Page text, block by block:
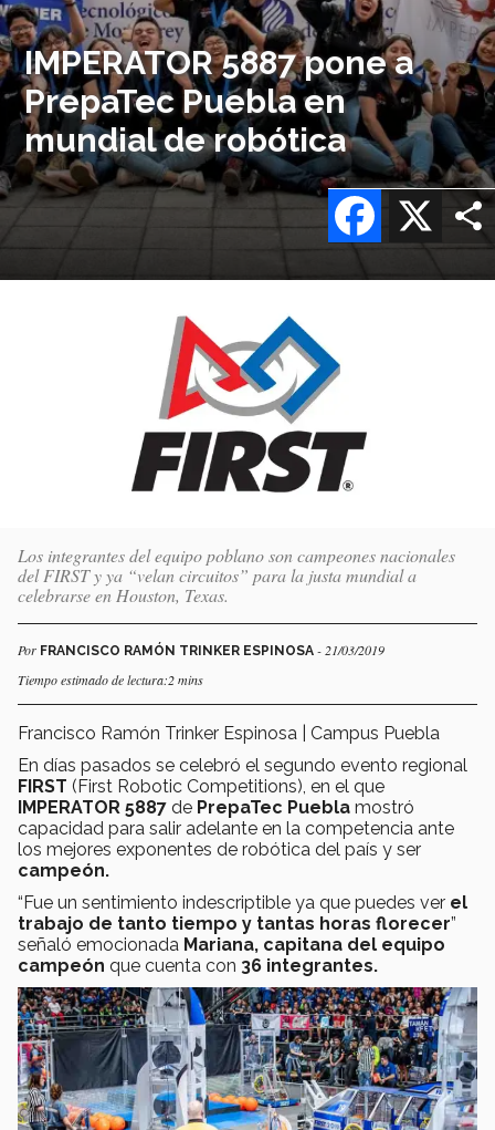
IMPERATOR 5887 pone a
PrepaTec Puebla en
mundial de robótica
X
Facebook
Los integrantes del equipo poblano son campeones nacionales
del FIRST y ya “velan circuitos” para la justa mundial a
celebrarse en Houston, Texas.
Por FRANCISCO RAMÓN TRINKER ESPINOSA - 21/03/2019
Tiempo estimado de lectura:2 mins
Francisco Ramón Trinker Espinosa | Campus Puebla
En días pasados se celebró el segundo evento regional
FIRST (First Robotic Competitions), en el que
IMPERATOR 5887 de PrepaTec Puebla mostró
capacidad para salir adelante en la competencia ante
los mejores exponentes de robótica del país y ser
campeón.
“Fue un sentimiento indescriptible ya que puedes ver el
trabajo de tanto tiempo y tantas horas florecer”
señaló emocionada Mariana, capitana del equipo
campeón que cuenta con 36 integrantes.